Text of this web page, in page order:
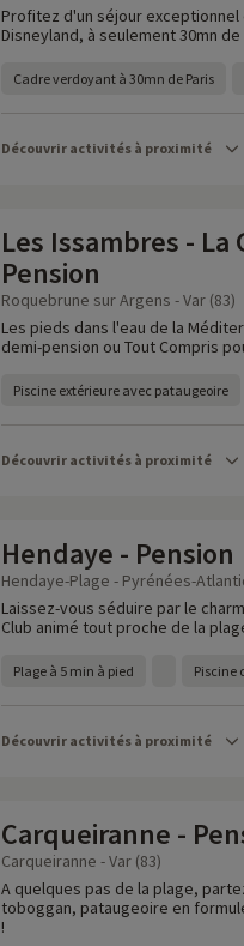
Profitez d'un séjour
Disneyland, à seulement 30mn de
Cadre verdoyant à 30mn de Paris
Découvrir activités à proximité
Les Issambres - La
Pension
Roquebrune sur Argens - Var (83)
Les pieds dans l'eau de la
demi-pension ou Tout Compris
Piscine extérieure avec pataugeoire
Découvrir activités à proximité
Hendaye - Pension
Hendaye-Plage - Pyrénées-
Laissez-vous séduire par le
Club animé tout proche de la
Plage à 5 min à pied Piscine
Découvrir activités à proximité
Carqueiranne -
Carqueiranne - Var (83)
A quelques pas de la plage,
toboggan, pataugeoire en
!